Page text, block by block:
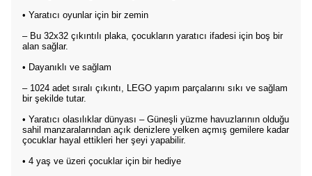
• Yaratıcı oyunlar için bir zemin
– Bu 32x32 çıkıntılı plaka, çocukların yaratıcı ifadesi için boş bir
alan sağlar.
• Dayanıklı ve sağlam
– 1024 adet sıralı çıkıntı, LEGO yapım parçalarını sıkı ve sağlam
bir şekilde tutar.
• Yaratıcı olasılıklar dünyası – Güneşli yüzme havuzlarının olduğu
sahil manzaralarından açık denizlere yelken açmış gemilere kadar
çocuklar hayal ettikleri her şeyi yapabilir.
• 4 yaş ve üzeri çocuklar için bir hediye